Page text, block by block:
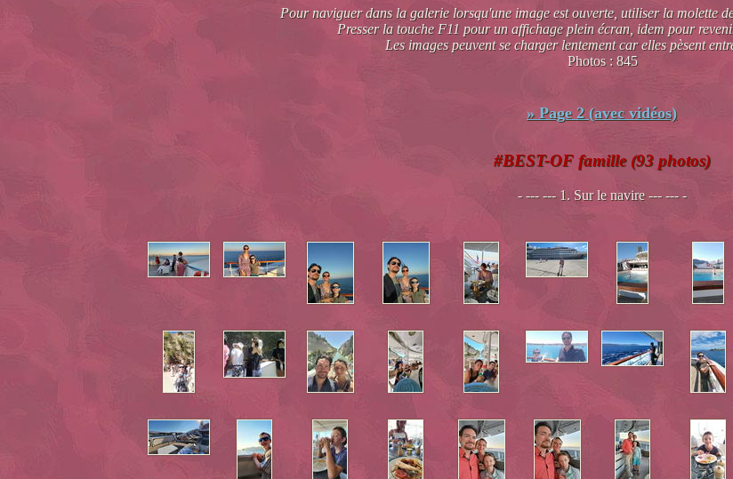
Pour naviguer dans la galerie lorsqu'une image est ouverte, utiliser la molette
Presser la touche F11 pour un affichage plein écran, idem pour
Les images peuvent se charger lentement car elles pèsent
Photos : 845
» Page 2 (avec vidéos)
#BEST-OF famille (93 photos)
- --- --- 1. Sur le navire --- --- -